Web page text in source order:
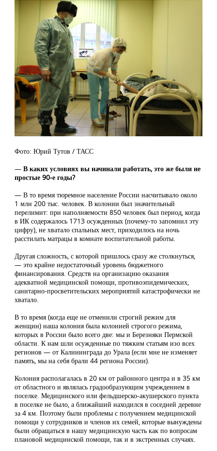
Фото: Юрий Тутов / ТАСС
— В каких условиях вы начинали работать, это же были не
простые 90-е годы?
— В то время тюремное население России насчитывало около
1 млн 200 тыс. человек. В колонии был значительный
перелимит: при наполняемости 850 человек был период, когда
в ИК содержалось 1713 осужденных (почему-то запомнил эту
цифру), не хватало спальных мест, приходилось на ночь
расстилать матрацы в комнате воспитательной работы.
Другая сложность, с которой пришлось сразу же столкнуться,
— это крайне недостаточный уровень бюджетного
финансирования. Средств на организацию оказания
адекватной медицинской помощи, противоэпидемических,
санитарно-просветительских мероприятий катастрофически не
хватало.
В то время (когда еще не отменили строгий режим для
женщин) наша колония была колонией строгого режима,
которых в России было всего две: мы и Березняки Пермской
области. К нам шли осужденные по тяжким статьям изо всех
регионов — от Калининграда до Урала (если мне не изменяет
память, мы на себя брали 44 региона России).
Колония располагалась в 20 км от районного центра и в 35 км
от областного и являлась градообразующим учреждением в
поселке. Медицинского или фельдшерско-акушерского пункта
в поселке не было, а ближайший находился в соседней деревне
за 4 км. Поэтому были проблемы с получением медицинской
помощи у сотрудников и членов их семей, которые вынуждены
были обращаться в нашу медицинскую часть как по вопросам
плановой медицинской помощи, так и в экстренных случаях.